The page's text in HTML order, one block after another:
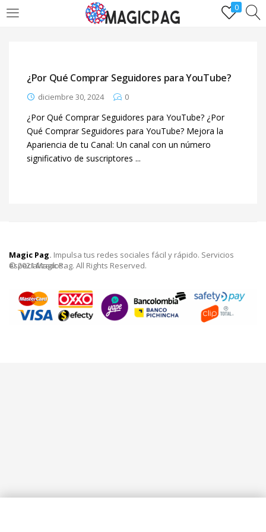
0
LOGIN REGÌSTRATE
Remember me Lost password?
¿Por Qué Comprar Seguidores para YouTube?
diciembre 30, 2024 0
¿Por Qué Comprar Seguidores para YouTube? ¿Por
Qué Comprar Seguidores para YouTube? Mejora la
Apariencia de tu Canal: Un canal con un número
significativo de suscriptores ...
Magic Pag. Impulsa tus redes sociales fácil y rápido. Servicios
especializados.
© 2021 Magic Pag. All Rights Reserved.